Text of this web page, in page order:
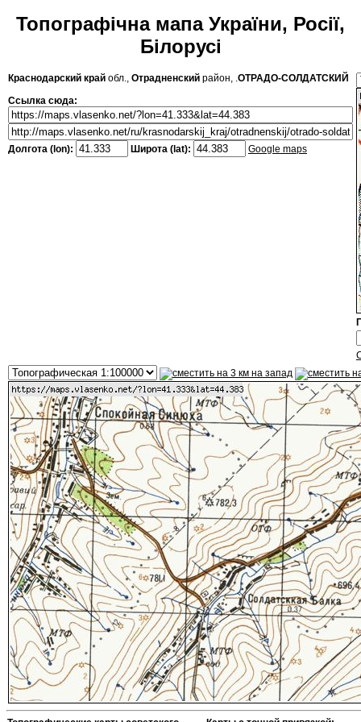
Топографічна мапа України, Росії,
Білорусі
Краснодарский край обл., Отрадненский район, .ОТРАДО-СОЛДАТСКИЙ
Ссылка сюда:
Долгота (lon): Широта (lat): Google maps